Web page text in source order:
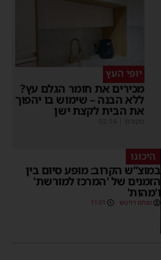
יופי העץ
מכירים את חומר הגלם עץ?
ללא הבנה – שימוש בו יהפוך
את הבית לקצת ישן
מקודם
היכונו
במוצ”ש הקרוב: מופע סיום בין
הזמנים של 'המרכז למורשת'
ו'מהות'
מנחם דויטש 11:01